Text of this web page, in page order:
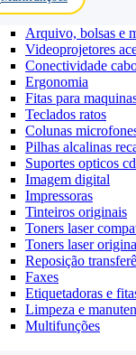
Arquivo, bolsas e
Videoprojetores
Conectividade
Ergonomia
Fitas para
Teclados ratos
Colunas
Pilhas alcalinas
Suportes opticos
Imagem digital
Impressoras
Tinteiros originais
Toners laser
Toners laser
Reposição
Faxes
Etiquetadoras e
Limpeza e
Multifunções